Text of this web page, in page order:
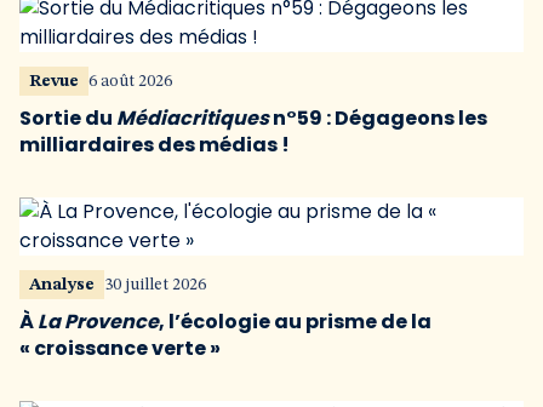
Revue 6 août 2026
Sortie du Médiacritiquesn°59 : Dégageons les
milliardaires des médias !
Analyse 30 juillet 2026
ÀLa Provence, l’écologie au prisme de la
« croissance verte »